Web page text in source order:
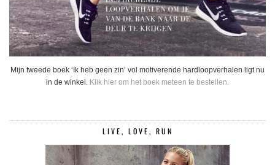
Mijn tweede boek ‘Ik heb geen zin’ vol motiverende hardloopverhalen ligt nu
in de winkel. Klik hier om het boek meteen te bestellen.
LIVE, LOVE, RUN